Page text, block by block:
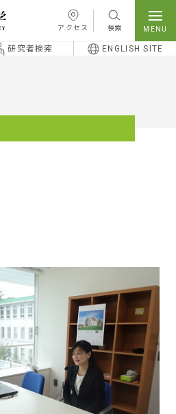
アクセス 検索
研究者検索 ENGLISH SITE